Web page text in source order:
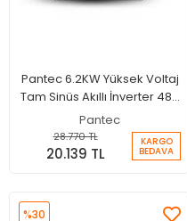
Pantec 6.2KW Yüksek Voltaj
Tam Sinüs Akıllı İnverter 48V
100A MPPT Şarjlı İnverter -
Wifi
Pantec
28.770 TL
20.139 TL
KARGO
BEDAVA
%30